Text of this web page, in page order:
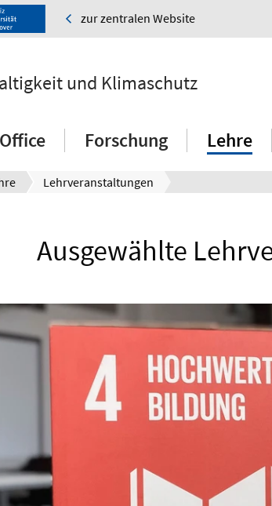
zur zentralen Website
und Klimaschutz
Forschung Lehre
Lehrveranstaltungen
Ausgewählte